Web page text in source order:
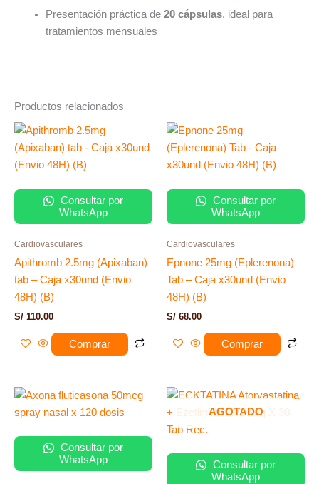
Presentación práctica de 20 cápsulas, ideal para
tratamientos mensuales
Productos relacionados
Consultar por
WhatsApp
Cardiovasculares
Apithromb 2.5mg (Apixaban)
tab – Caja x30und (Envio
48H) (B)
S/ 110.00
Comprar
Consultar por
WhatsApp
Cardiovasculares
Epnone 25mg (Eplerenona)
Tab – Caja x30und (Envio
48H) (B)
S/ 68.00
Comprar
Consultar por
WhatsApp
AGOTADO
Consultar por
WhatsApp